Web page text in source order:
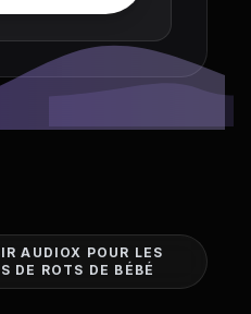
AUDIOX POUR LES
DE ROTS DE BÉBÉ